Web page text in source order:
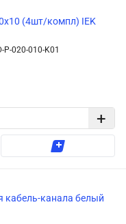
(4шт/компл) IEK
P-020-010-K01
+
кабель-канала белый